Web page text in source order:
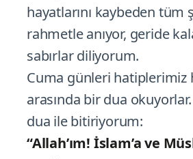
hayatlarını kaybeden tüm
rahmetle anıyor, geride
sabırlar diliyorum.
Cuma günleri hatiplerimiz
arasında bir dua okuyorlar.
dua ile bitiriyorum:
“Allah’ım! İslam’a ve